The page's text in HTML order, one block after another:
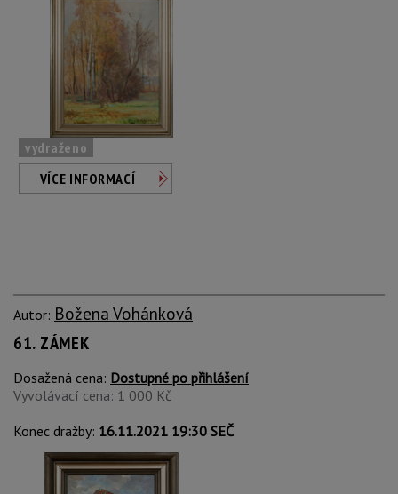
vydraženo
VÍCE INFORMACÍ
Autor: Božena Vohánková
61. ZÁMEK
Dosažená cena: Dostupné po přihlášení
Vyvolávací cena: 1 000 Kč
Konec dražby: 16.11.2021 19:30 SEČ